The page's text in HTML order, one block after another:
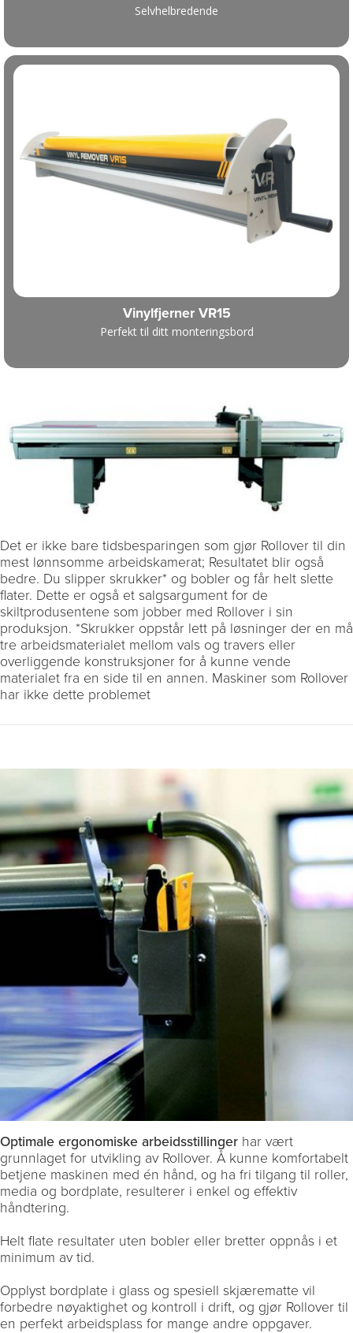
Selvhelbredende
Vinylfjerner VR15
Perfekt til ditt monteringsbord
Det er ikke bare tidsbesparingen som gjør Rollover til din
mest lønnsomme arbeidskamerat; Resultatet blir også
bedre. Du slipper skrukker* og bobler og får helt slette
flater. Dette er også et salgsargument for de
skiltprodusentene som jobber med Rollover i sin
produksjon. *Skrukker oppstår lett på løsninger der en må
tre arbeidsmaterialet mellom vals og travers eller
overliggende konstruksjoner for å kunne vende
materialet fra en side til en annen. Maskiner som Rollover
har ikke dette problemet
Optimale ergonomiske arbeidsstillinger har vært
grunnlaget for utvikling av Rollover. Å kunne komfortabelt
betjene maskinen med én hånd, og ha fri tilgang til roller,
media og bordplate, resulterer i enkel og effektiv
håndtering.
Helt flate resultater uten bobler eller bretter oppnås i et
minimum av tid.
Opplyst bordplate i glass og spesiell skjærematte vil
forbedre nøyaktighet og kontroll i drift, og gjør Rollover til
en perfekt arbeidsplass for mange andre oppgaver.